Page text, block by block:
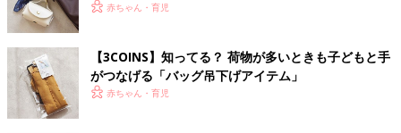
赤ちゃん・育児
【3COINS】知ってる？ 荷物が多いときも子どもと手
がつなげる「バッグ吊下げアイテム」
赤ちゃん・育児